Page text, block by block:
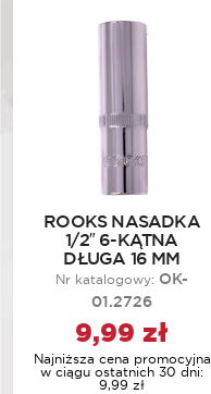
ROOKS NASADKA
1/2″ 6-KĄTNA
DŁUGA 16 MM
Nr katalogowy: OK-
01.2726
9,99 zł
Najniższa cena promocyjna
w ciągu ostatnich 30 dni:
9,99 zł